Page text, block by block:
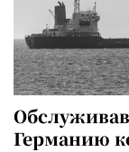
Германию